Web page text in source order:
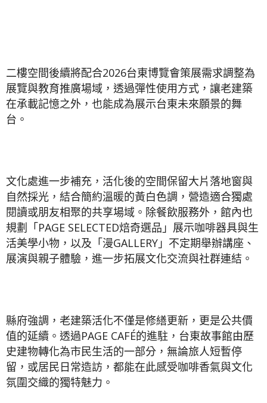
二樓空間後續將配合2026台東博覽會策展需求調整為
展覽與教育推廣場域，透過彈性使用方式，讓老建築
在承載記憶之外，也能成為展示台東未來願景的舞
台。
文化處進一步補充，活化後的空間保留大片落地窗與
自然採光，結合簡約溫暖的黃白色調，營造適合獨處
閱讀或朋友相聚的共享場域。除餐飲服務外，館內也
規劃「PAGE SELECTED焙奇選品」展示咖啡器具與生
活美學小物，以及「漫GALLERY」不定期舉辦講座、
展演與親子體驗，進一步拓展文化交流與社群連結。
縣府強調，老建築活化不僅是修繕更新，更是公共價
值的延續。透過PAGE CAFÉ的進駐，台東故事館由歷
史建物轉化為市民生活的一部分，無論旅人短暫停
留，或居民日常造訪，都能在此感受咖啡香氣與文化
氛圍交織的獨特魅力。